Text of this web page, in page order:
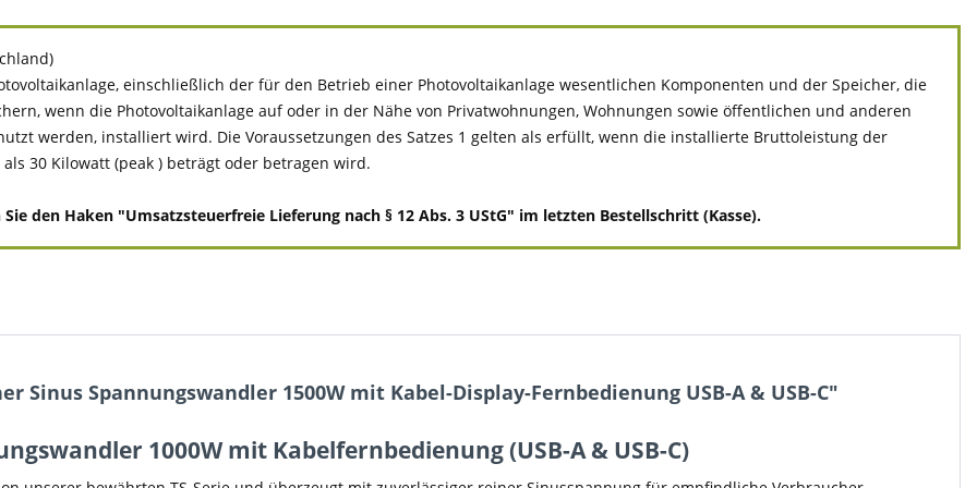
einschließlich der für den Betrieb einer Photovoltaikanlage wesentlichen Komponenten und der Speicher, die
wenn die Photovoltaikanlage auf oder in der Nähe von Privatwohnungen, Wohnungen sowie öffentlichen und anderen
werden, installiert wird. Die Voraussetzungen des Satzes 1 gelten als erfüllt, wenn die installierte Bruttoleistung der
30 Kilowatt (peak ) beträgt oder betragen wird.
den Haken "Umsatzsteuerfreie Lieferung nach § 12 Abs. 3 UStG" im letzten Bestellschritt (Kasse).
Sinus Spannungswandler 1500W mit Kabel-Display-Fernbedienung USB-A & USB-C"
1000W mit Kabelfernbedienung (USB-A & USB-C)